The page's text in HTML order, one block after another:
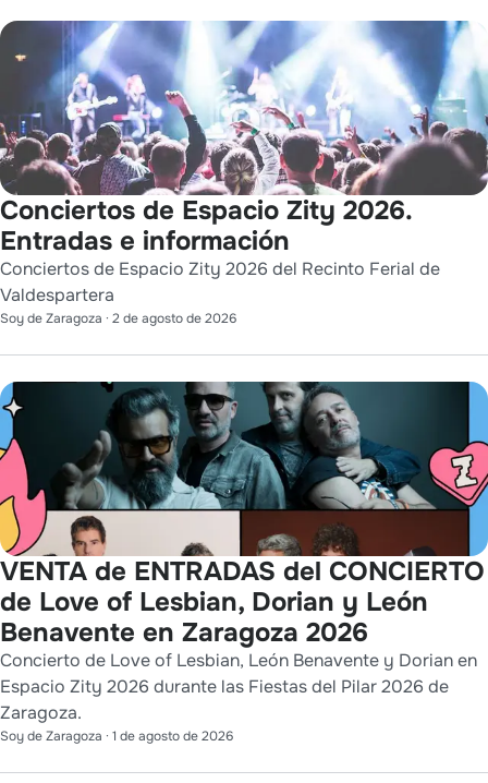
Conciertos de Espacio Zity 2026.
Entradas e información
Conciertos de Espacio Zity 2026 del Recinto Ferial de
Valdespartera
Soy de Zaragoza · 2 de agosto de 2026
VENTA de ENTRADAS del CONCIERTO
de Love of Lesbian, Dorian y León
Benavente en Zaragoza 2026
Concierto de Love of Lesbian, León Benavente y Dorian en
Espacio Zity 2026 durante las Fiestas del Pilar 2026 de
Zaragoza.
Soy de Zaragoza · 1 de agosto de 2026